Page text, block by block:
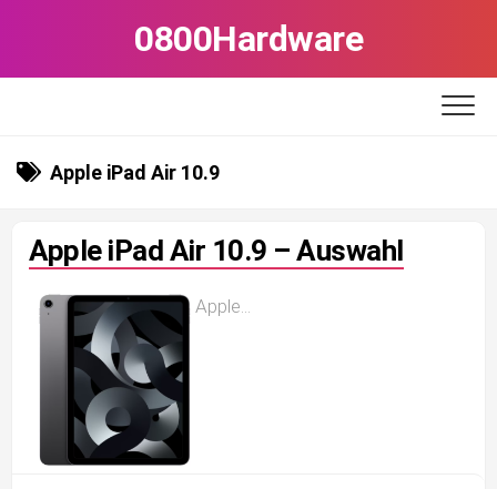
0800Hardware
Apple iPad Air 10.9
Apple iPad Air 10.9 – Auswahl
Apple...